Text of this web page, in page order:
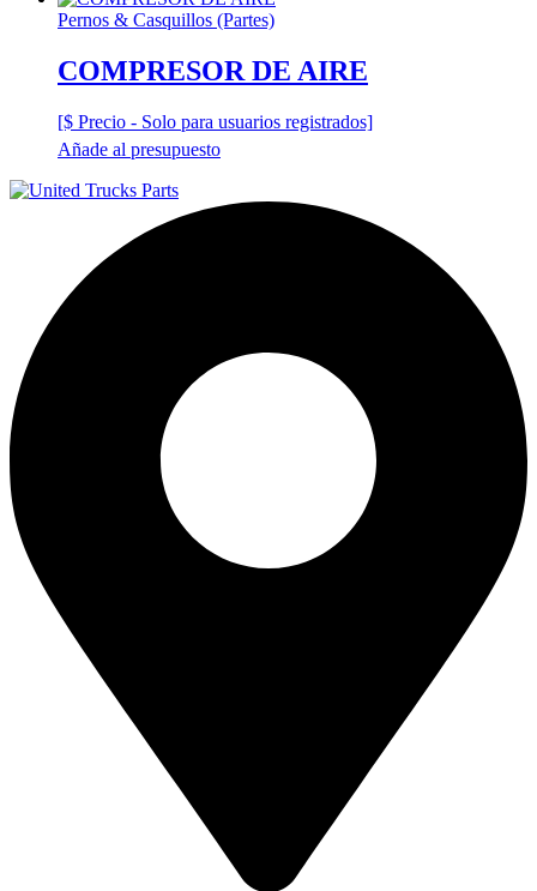
Pernos & Casquillos (Partes)
COMPRESOR DE AIRE
[$ Precio - Solo para usuarios registrados]
Añade al presupuesto